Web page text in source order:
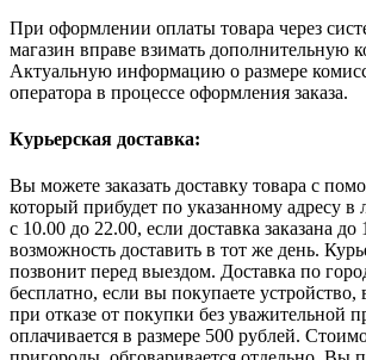
При оформлении оплаты товара через
магазин вправе взимать дополнительную
Актуальную информацию о размере
оператора в процессе оформления заказа.
Курьерская доставка:
Вы можете заказать доставку товара с
который прибудет по указанному адресу в
с 10.00 до 22.00, если доставка заказана до
возможность доставить в тот же день.
позвонит перед выездом. Доставка по
бесплатно, если вы покупаете
при отказе от покупки без уважительной
оплачивается в размере 500 рублей.